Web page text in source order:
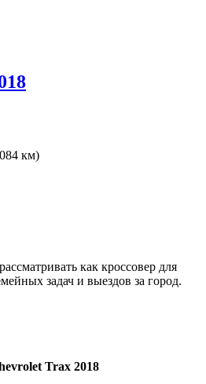
км)
как кроссовер для
задач и выездов за город.
Trax 2018